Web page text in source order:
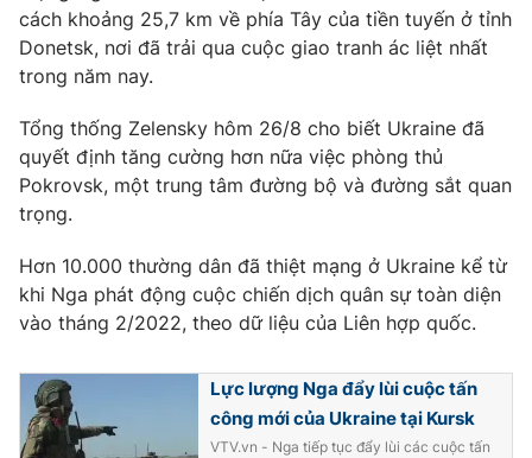
cách khoảng 25,7 km về phía Tây của tiền tuyến ở tỉnh
Donetsk, nơi đã trải qua cuộc giao tranh ác liệt nhất
trong năm nay.
Tổng thống Zelensky hôm 26/8 cho biết Ukraine đã
quyết định tăng cường hơn nữa việc phòng thủ
Pokrovsk, một trung tâm đường bộ và đường sắt quan
trọng.
Hơn 10.000 thường dân đã thiệt mạng ở Ukraine kể từ
khi Nga phát động cuộc chiến dịch quân sự toàn diện
vào tháng 2/2022, theo dữ liệu của Liên hợp quốc.
Lực lượng Nga đẩy lùi cuộc tấn
công mới của Ukraine tại Kursk
VTV.vn - Nga tiếp tục đẩy lùi các cuộc tấn